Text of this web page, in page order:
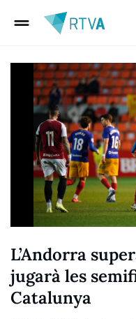
drag_handle
L’Andorra
jugarà les
Catalunya